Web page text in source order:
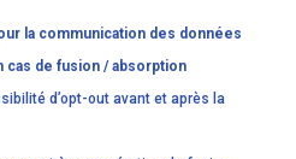
la communication des données
de fusion / absorption
d’opt-out avant et après la